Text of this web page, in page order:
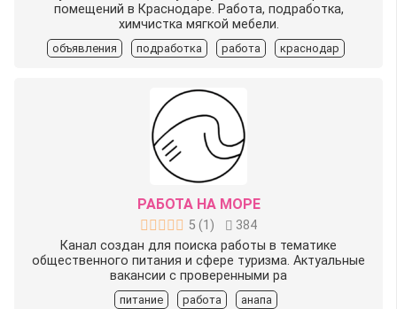
помещений в Краснодаре. Работа, подработка,
химчистка мягкой мебели.
объявления подработка работа краснодар
РАБОТА НА МОРЕ
5 (1 )
384
Канал создан для поиска работы в тематике
общественного питания и сфере туризма. Актуальные
вакансии с проверенными ра
питание работа анапа